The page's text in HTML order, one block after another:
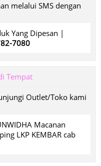
melalui SMS dengan
Yang Dipesan |
7080
Tempat
Outlet/Toko kami
Macanan
LKP KEMBAR cab